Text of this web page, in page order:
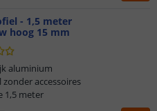
- 1,5 meter
hoog 15 mm
aluminium
zonder accessoires
1,5 meter